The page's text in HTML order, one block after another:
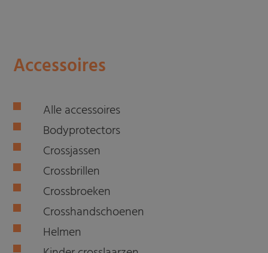
Accessoires
Alle accessoires
Bodyprotectors
Crossjassen
Crossbrillen
Crossbroeken
Crosshandschoenen
Helmen